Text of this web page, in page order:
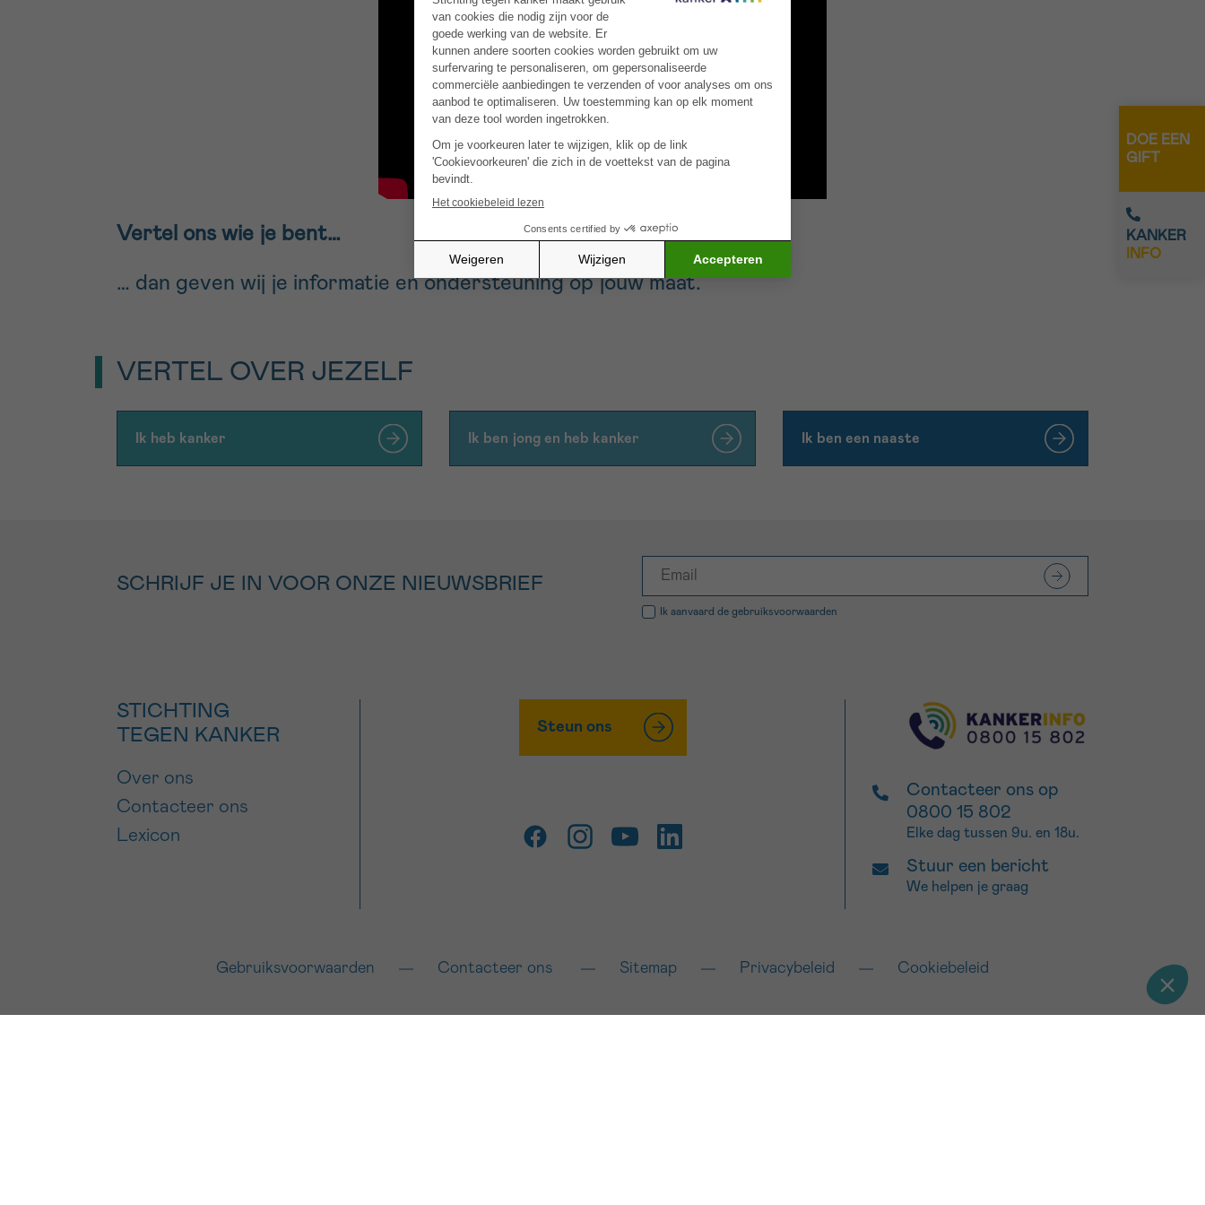
DOE EEN
GIFT
KANKER
INFO
Vertel ons wie je bent…
… dan geven wij je informatie en ondersteuning op jouw maat.
VERTEL OVER JEZELF
Ik heb kanker Ik ben jong en heb kanker Ik ben een naaste
SCHRIJF JE IN VOOR ONZE NIEUWSBRIEF
Ik aanvaard de gebruiksvoorwaarden
STICHTING
TEGEN KANKER
Over ons
Contacteer ons
Lexicon
Steun ons
Contacteer ons op
0800 15 802
Elke dag tussen 9u. en 18u.
Stuur een bericht
We helpen je graag
Gebruiksvoorwaarden Contacteer ons Sitemap Privacybeleid Cookiebeleid